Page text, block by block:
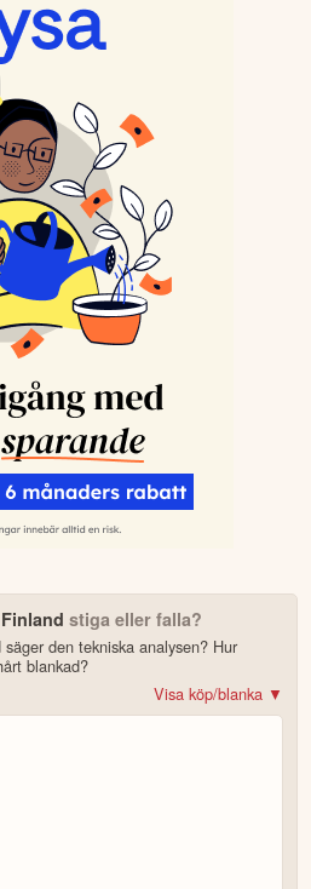
stiga eller falla?
den tekniska analysen? Hur
blankad?
i tillgångar när du öppnar konto –se
Visa köp/blanka ▼